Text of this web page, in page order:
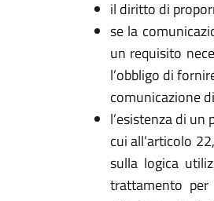
il diritto di
se la
un requisito
l’obbligo di
comunicazione
l’esistenza di
cui all’articolo
sulla logica
trattamento